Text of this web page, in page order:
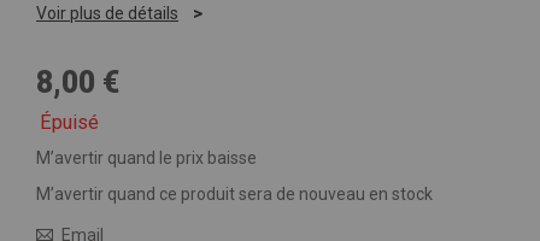
Voir plus de détails
8,00 €
Épuisé
M’avertir quand le prix baisse
M’avertir quand ce produit sera de nouveau en stock
Email